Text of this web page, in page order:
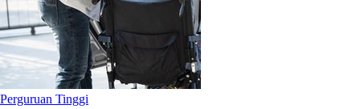
Perguruan Tinggi